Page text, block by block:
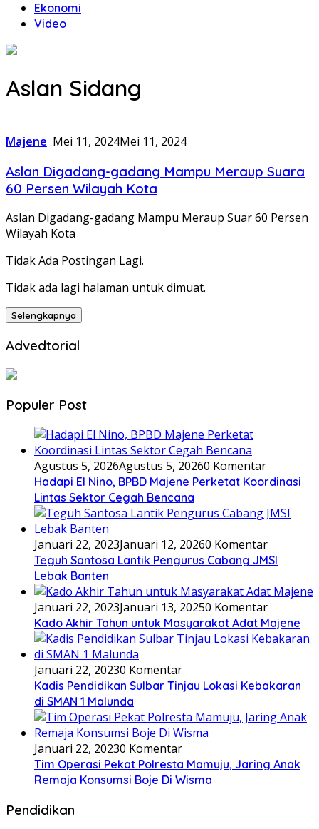
Ekonomi
Video
Aslan Sidang
Majene Mei 11, 2024Mei 11, 2024
Aslan Digadang-gadang Mampu Meraup Suara
60 Persen Wilayah Kota
Aslan Digadang-gadang Mampu Meraup Suar 60 Persen
Wilayah Kota
Tidak Ada Postingan Lagi.
Tidak ada lagi halaman untuk dimuat.
Selengkapnya
Advedtorial
Populer Post
Agustus 5, 2026Agustus 5, 20260 Komentar
Hadapi El Nino, BPBD Majene Perketat Koordinasi
Lintas Sektor Cegah Bencana
Januari 22, 2023Januari 12, 20260 Komentar
Teguh Santosa Lantik Pengurus Cabang JMSI
Lebak Banten
Januari 22, 2023Januari 13, 20250 Komentar
Kado Akhir Tahun untuk Masyarakat Adat Majene
Januari 22, 20230 Komentar
Kadis Pendidikan Sulbar Tinjau Lokasi Kebakaran
di SMAN 1 Malunda
Januari 22, 20230 Komentar
Tim Operasi Pekat Polresta Mamuju, Jaring Anak
Remaja Konsumsi Boje Di Wisma
Pendidikan